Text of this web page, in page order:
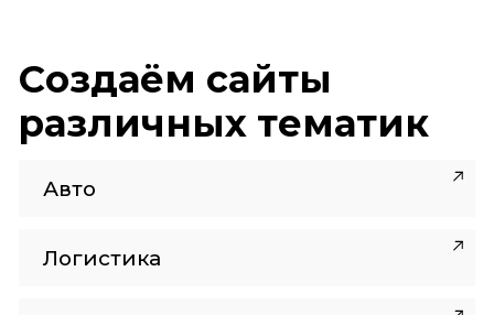
Создаём сайты
различных тематик
Авто
Логистика